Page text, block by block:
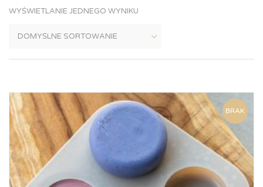
WYŚWIETLANIE JEDNEGO WYNIKU
BRAK